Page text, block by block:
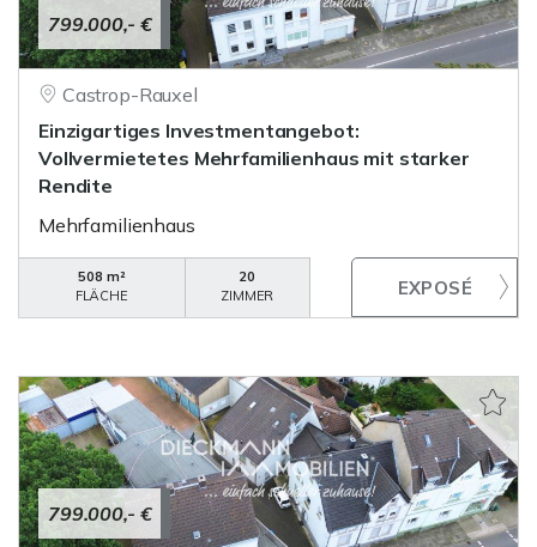
799.000,- €
Castrop-Rauxel
Einzigartiges Investmentangebot:
Vollvermietetes Mehrfamilienhaus mit starker
Rendite
Mehrfamilienhaus
508 m²
FLÄCHE
20
ZIMMER
799.000,- €